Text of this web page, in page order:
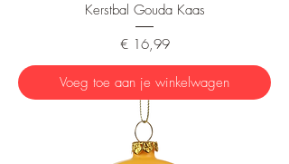
Kerstbal Gouda Kaas
Prijs
€ 16,99
Voeg toe aan je winkelwagen